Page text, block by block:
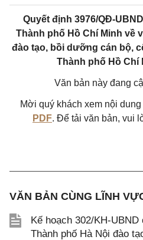
Quyết định 3976/QĐ-
Thành phố Hồ Chí Minh về
đào tạo, bồi dưỡng cán bộ,
Thành phố Hồ Chí
Văn bản này đang
Mời quý khách xem nội dung
PDF. Để tải văn bản, vui
VĂN BẢN CÙNG LĨNH
Kế hoạch 302/KH-
Thành phố Hà Nội đào